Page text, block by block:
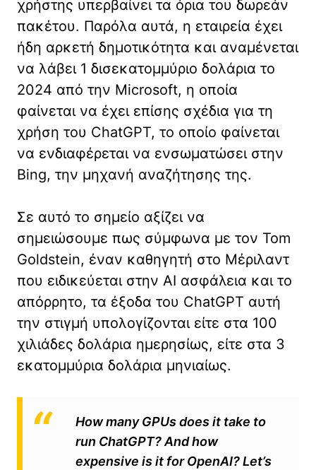
χρήστης υπερβαίνει τα όρια του δωρεάν
πακέτου. Παρόλα αυτά, η εταιρεία έχει
ήδη αρκετή δημοτικότητα και αναμένεται
να λάβει 1 δισεκατομμύριο δολάρια το
2024 από την Microsoft, η οποία
φαίνεται να έχει επίσης σχέδια για τη
χρήση του ChatGPT, το οποίο φαίνεται
να ενδιαφέρεται να ενσωματώσει στην
Bing, την μηχανή αναζήτησης της.
Σε αυτό το σημείο αξίζει να
σημειώσουμε πως σύμφωνα με τον Tom
Goldstein, έναν καθηγητή στο Μέριλαντ
που ειδικεύεται στην ΑΙ ασφάλεια και το
απόρρητο, τα έξοδα του ChatGPT αυτή
την στιγμή υπολογίζονται είτε στα 100
χιλιάδες δολάρια ημερησίως, είτε στα 3
εκατομμύρια δολάρια μηνιαίως.
How many GPUs does it take to
run ChatGPT? And how
expensive is it for OpenAI? Let’s